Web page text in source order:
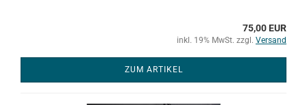
75,00 EUR
inkl. 19% MwSt. zzgl. Versand
ZUM ARTIKEL